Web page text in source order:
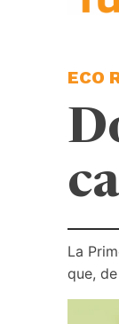
ECO
La
que,